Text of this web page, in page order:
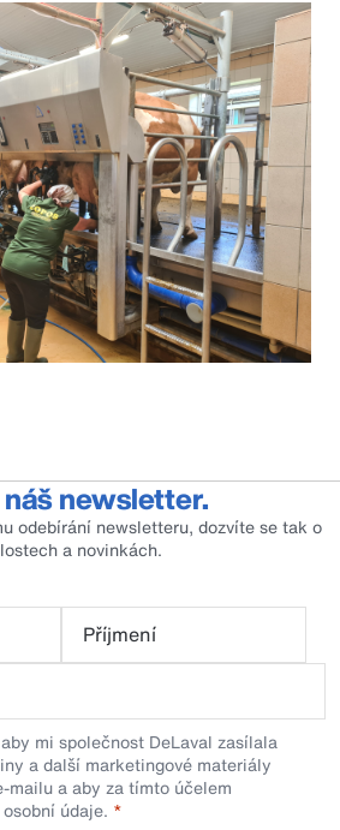
newsletter.
odebírání newsletteru, dozvíte se tak o
a novinkách.
Příjmení
mi společnost DeLaval zasílala
a další marketingové materiály
mailu a aby za tímto účelem
údaje.